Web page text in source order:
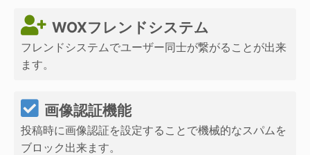
WOXフレンドシステム
フレンドシステムでユーザー同士が繋がることが出来
ます。
画像認証機能
投稿時に画像認証を設定することで機械的なスパムを
ブロック出来ます。